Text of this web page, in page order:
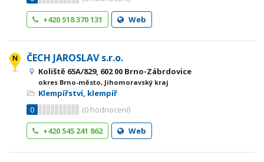
+420 518 370 131
Web
ČECH JAROSLAV s.r.o.
Koliště 65A/829, 602 00 Brno-Zábrdovice
okres Brno-město, Jihomoravský kraj
Klempířství, klempíř
0
(0 hodnocení)
+420 545 241 862
Web